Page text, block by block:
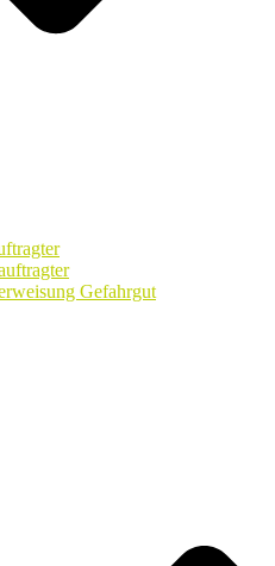
Gefahrgut